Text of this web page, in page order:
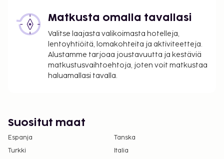
Matkusta omalla tavallasi
Valitse laajasta valikoimasta hotelleja,
lentoyhtiöitä, lomakohteita ja aktiviteetteja.
Alustamme tarjoaa joustavuutta ja kestäviä
matkustusvaihtoehtoja, joten voit matkustaa
haluamallasi tavalla.
Suositut maat
Espanja
Tanska
Turkki
Italia